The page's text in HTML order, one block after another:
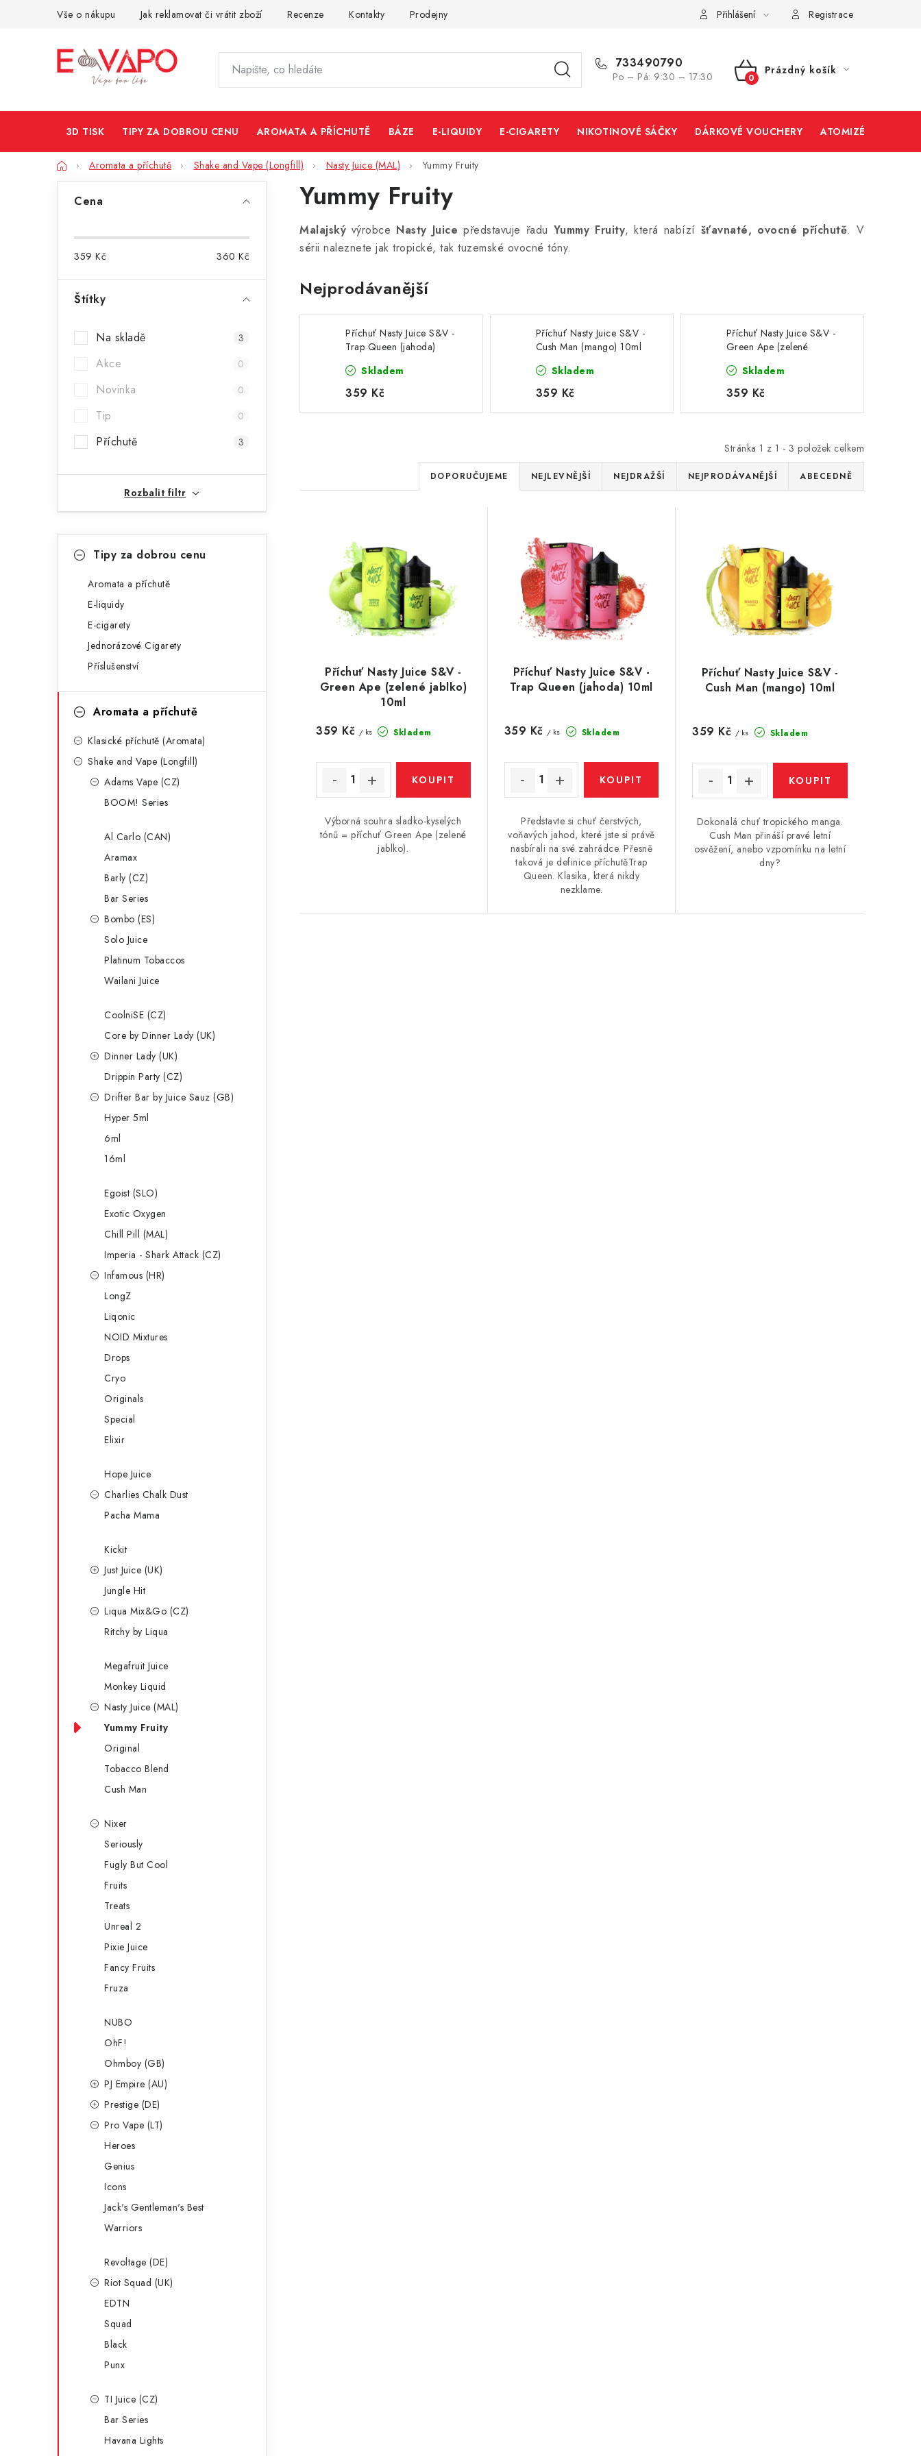
Vše o nákupu Jak reklamovat či vrátit zboží Recenze Kontakty Prodejny Přihlášení Registrace
733490790
Po – Pá: 9:30 – 17:30
NÁKUPNÍ
Prázdný košík
3D TISK TIPY ZA DOBROU CENU AROMATA A PŘÍCHUTĚ BÁZE E-LIQUIDY E-CIGARETY NIKOTINOVÉ SÁČKY DÁRKOVÉ VOUCHERY ATOMIZÉRY A
DomůAromata a příchutě Shake and Vape (Longfill) Nasty Juice (MAL) Yummy Fruity
t
n
e
l
Cena
359 Kč 360 Kč
Štítky
Na skladě 3
Akce 0
Novinka 0
Tip 0
Příchutě 3
Rozbalit filtr
kategorieTipy za dobrou cenu
Aromata a příchutě
E-liquidy
E-cigarety
Jednorázové Cigarety
Příslušenství
Aromata a příchutě
Klasické příchutě (Aromata)
Shake and Vape (Longfill)
Adams Vape (CZ)
BOOM! Series
Al Carlo (CAN)
Aramax
Barly (CZ)
Bar Series
Bombo (ES)
Solo Juice
Platinum Tobaccos
Wailani Juice
CoolniSE (CZ)
Core by Dinner Lady (UK)
Dinner Lady (UK)
Drippin Party (CZ)
Drifter Bar by Juice Sauz (GB)
Hyper 5ml
6ml
16ml
Egoist (SLO)
Exotic Oxygen
Chill Pill (MAL)
Imperia - Shark Attack (CZ)
Infamous (HR)
LongZ
Liqonic
NOID Mixtures
Drops
Cryo
Originals
Special
Elixir
Hope Juice
Charlies Chalk Dust
Pacha Mama
Kickit
Just Juice (UK)
Jungle Hit
Liqua Mix&Go (CZ)
Ritchy by Liqua
Megafruit Juice
Monkey Liquid
Nasty Juice (MAL)
Yummy Fruity
Original
Tobacco Blend
Cush Man
Nixer
Seriously
Fugly But Cool
Fruits
Treats
Unreal 2
Pixie Juice
Fancy Fruits
Fruza
NUBO
OhF!
Ohmboy (GB)
PJ Empire (AU)
Prestige (DE)
Pro Vape (LT)
Heroes
Genius
Icons
Jack's Gentleman's Best
Warriors
Revoltage (DE)
Riot Squad (UK)
EDTN
Squad
Black
Punx
TI Juice (CZ)
Bar Series
Havana Lights
Yummy Fruity
Malajský výrobce Nasty Juice představuje řadu Yummy Fruity, která nabízí šťavnaté, ovocné příchutě. V
sérii naleznete jak tropické, tak tuzemské ovocné tóny.
Nejprodávanější
Příchuť Nasty Juice S&V -
Trap Queen (jahoda)
Skladem
359 Kč
Příchuť Nasty Juice S&V -
Cush Man (mango) 10ml
Skladem
359 Kč
Příchuť Nasty Juice S&V -
Green Ape (zelené
Skladem
359 Kč
Stránka 1 z 1 - 3 položek celkem
Ř
a
e
n
í
p
o
u
k
t
ů
DOPORUČUJEME NEJLEVNĚJŠÍ NEJDRAŽŠÍ NEJPRODÁVANĚJŠÍ ABECEDNĚ
Příchuť Nasty Juice S&V -
Green Ape (zelené jablko)
10ml
Skladem
359 Kč / ks
Výborná souhra sladko-kyselých
tónů = příchuť Green Ape (zelené
jablko).
Příchuť Nasty Juice S&V -
Trap Queen (jahoda) 10ml
Skladem
359 Kč / ks
Představte si chuť čerstvých,
voňavých jahod, které jste si právě
nasbírali na své zahrádce. Přesně
taková je definice příchutěTrap
Queen. Klasika, která nikdy
nezklame.
Příchuť Nasty Juice S&V -
Cush Man (mango) 10ml
Skladem
359 Kč / ks
Dokonalá chuť tropického manga.
Cush Man přináší pravé letní
osvěžení, anebo vzpomínku na letní
dny?